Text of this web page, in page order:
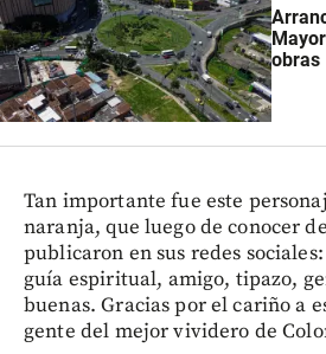
obras
Tan importante fue este
naranja, que luego de conocer
publicaron en sus redes
guía espiritual, amigo, tipazo,
buenas. Gracias por el cariño a
gente del mejor vividero de